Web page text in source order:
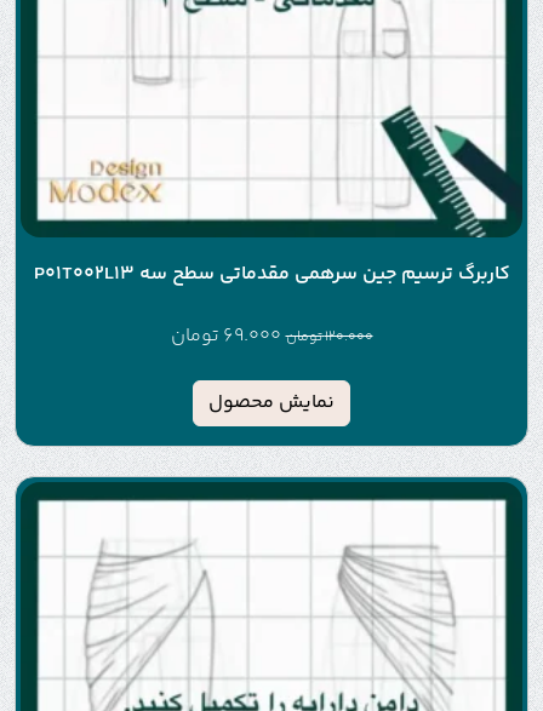
کاربرگ ترسیم جین سرهمی مقدماتی سطح سه P01T002L13
120.000تومان 69.000 تومان
نمایش محصول